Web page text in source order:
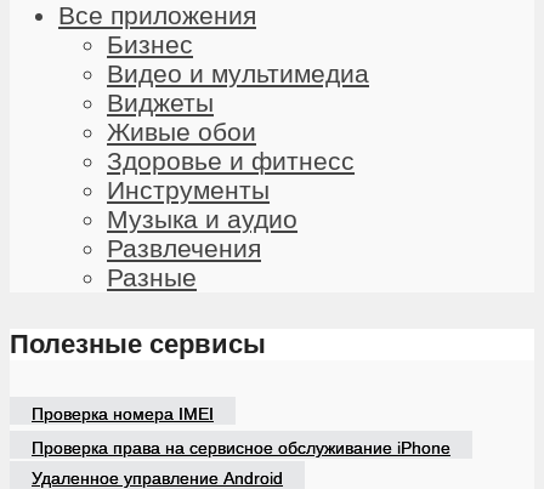
Все приложения
Бизнес
Видео и мультимедиа
Виджеты
Живые обои
Здоровье и фитнесс
Инструменты
Музыка и аудио
Развлечения
Разные
Полезные сервисы
Проверка номера IMEI
Проверка права на сервисное обслуживание iPhone
Удаленное управление Android